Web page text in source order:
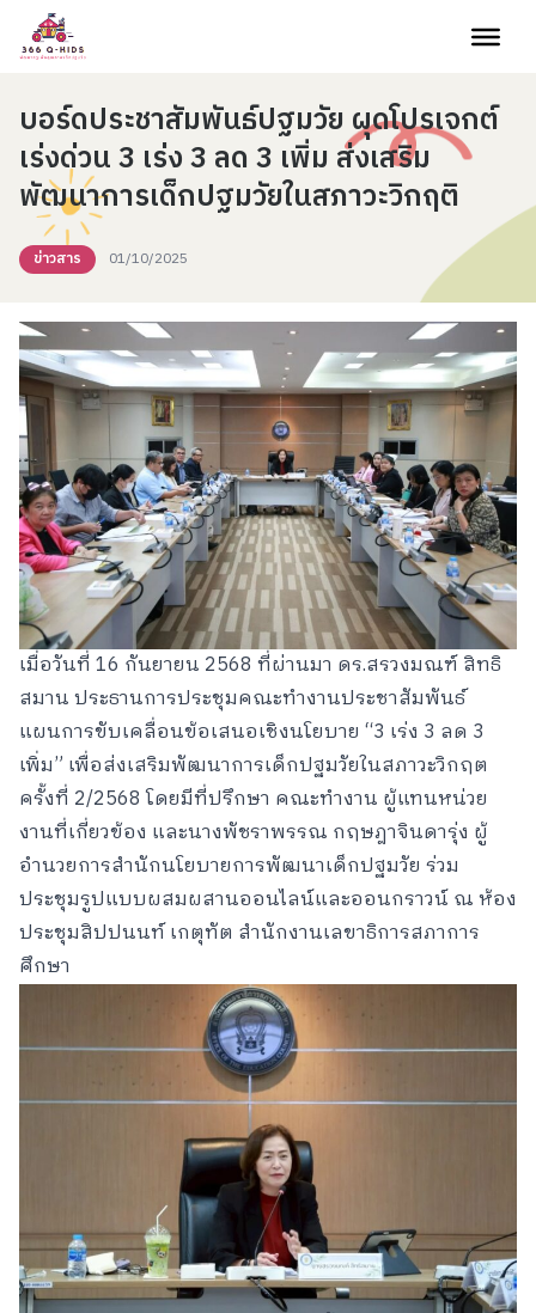
Skip to content
บอร์ดประชาสัมพันธ์ปฐมวัย ผุดโปรเจกต์
เร่งด่วน 3 เร่ง 3 ลด 3 เพิ่ม ส่งเสริม
พัฒนาการเด็กปฐมวัยในสภาวะวิกฤติ
ข่าวสาร 01/10/2025
เมื่อวันที่ 16 กันยายน 2568 ที่ผ่านมา ดร.สรวงมณฑ์ สิทธิ
สมาน ประธานการประชุมคณะทำงานประชาสัมพันธ์
แผนการขับเคลื่อนข้อเสนอเชิงนโยบาย “3 เร่ง 3 ลด 3
เพิ่ม” เพื่อส่งเสริมพัฒนาการเด็กปฐมวัยในสภาวะวิกฤต
ครั้งที่ 2/2568 โดยมีที่ปรึกษา คณะทำงาน ผู้แทนหน่วย
งานที่เกี่ยวข้อง และนางพัชราพรรณ กฤษฎาจินดารุ่ง ผู้
อำนวยการสำนักนโยบายการพัฒนาเด็กปฐมวัย ร่วม
ประชุมรูปแบบผสมผสานออนไลน์และออนกราวน์ ณ ห้อง
ประชุมสิปปนนท์ เกตุทัต สำนักงานเลขาธิการสภาการ
ศึกษา